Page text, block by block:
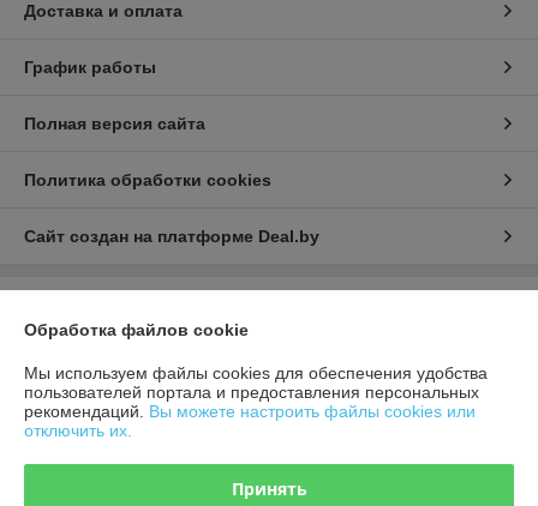
Доставка и оплата
График работы
Полная версия сайта
Политика обработки cookies
Сайт создан на платформе Deal.by
220073, г. Минск, ул. Скрыганова, 6, пом.7
Регистрационный номер ЕГР: 193884478
Регистрационный орган: Минский горисполком
Обработка файлов cookie
Мы используем файлы cookies для обеспечения удобства
пользователей портала и предоставления персональных
рекомендаций. Вы можете настроить файлы cookies или
отключить их.
Принять